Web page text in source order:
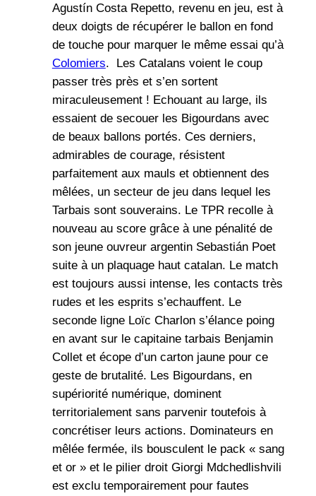
Agustín Costa Repetto, revenu en jeu, est à
deux doigts de récupérer le ballon en fond
de touche pour marquer le même essai qu’à
Colomiers. Les Catalans voient le coup
passer très près et s’en sortent
miraculeusement ! Echouant au large, ils
essaient de secouer les Bigourdans avec
de beaux ballons portés. Ces derniers,
admirables de courage, résistent
parfaitement aux mauls et obtiennent des
mêlées, un secteur de jeu dans lequel les
Tarbais sont souverains. Le TPR recolle à
nouveau au score grâce à une pénalité de
son jeune ouvreur argentin Sebastián Poet
suite à un plaquage haut catalan. Le match
est toujours aussi intense, les contacts très
rudes et les esprits s’echauffent. Le
seconde ligne Loïc Charlon s’élance poing
en avant sur le capitaine tarbais Benjamin
Collet et écope d’un carton jaune pour ce
geste de brutalité. Les Bigourdans, en
supériorité numérique, dominent
territorialement sans parvenir toutefois à
concrétiser leurs actions. Dominateurs en
mêlée fermée, ils bousculent le pack « sang
et or » et le pilier droit Giorgi Mdchedlishvili
est exclu temporairement pour fautes